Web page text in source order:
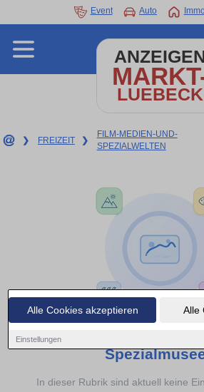
Alle Cookies akzeptieren Alle
Einstellungen
Event Auto Immo
LUEBECK
❯ FREIZEIT ❯
FILM-MEDIEN-UND-
SPEZIALWELTEN
In dieser Rubrik sind aktuell keine